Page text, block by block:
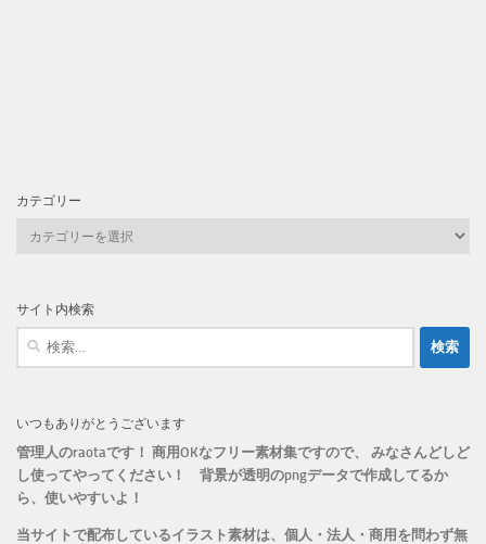
カテゴリー
ー
サイト内検索
いつもありがとうございます
管理人のraotaです！ 商用OKなフリー素材集ですので、 みなさんどしど
し使ってやってください！ 背景が透明のpngデータで作成してるか
ら、 使いやすいよ！
当サイトで配布しているイラスト素材は、個人・法人・商用を問わず無